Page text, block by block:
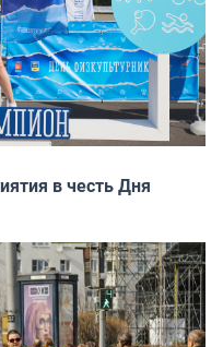
в честь Дня